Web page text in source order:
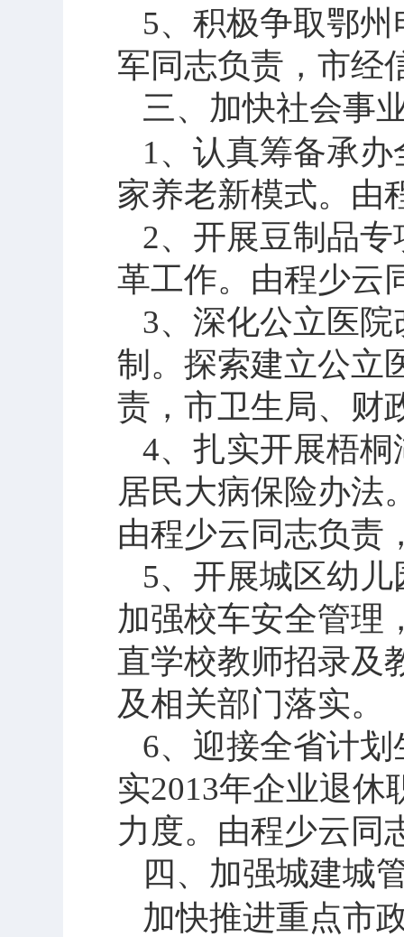
5、积极争取鄂
军同志负责，市经
三、加快社会事
1、认真筹备承
家养老新模式。由
2、开展豆制品
革工作。由程少云
3、深化公立医
制。探索建立公立
责，市卫生局、财
4、扎实开展梧
居民大病保险办法
由程少云同志负责
5、开展城区幼
加强校车安全管理
直学校教师招录及
及相关部门落实。
6、迎接全省计
实2013年企业退休
力度。由程少云同
四、加强城建城
加快推进重点市